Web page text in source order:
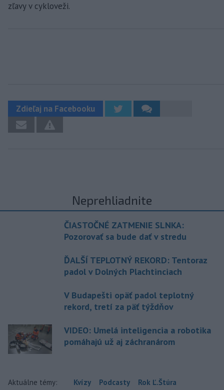
zľavy v cykloveži.
Zdieľaj na Facebooku
Neprehliadnite
ČIASTOČNÉ ZATMENIE SLNKA:
Pozorovať sa bude dať v stredu
ĎALŠÍ TEPLOTNÝ REKORD: Tentoraz
padol v Dolných Plachtinciach
V Budapešti opäť padol teplotný
rekord, tretí za päť týždňov
VIDEO: Umelá inteligencia a robotika
pomáhajú už aj záchranárom
Aktuálne témy: Kvízy Podcasty Rok Ľ.Štúra